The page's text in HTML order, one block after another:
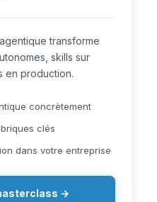
transforme
skills sur
en production.
concrètement
clés
dans votre entreprise
→